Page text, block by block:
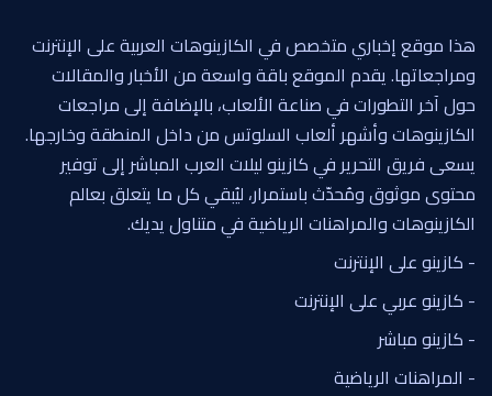
هذا موقع إخباري متخصص في الكازينوهات العربية على الإنترنت
ومراجعاتها. يقدم الموقع باقة واسعة من الأخبار والمقالات
حول آخر التطورات في صناعة الألعاب، بالإضافة إلى مراجعات
الكازينوهات وأشهر ألعاب السلوتس من داخل المنطقة وخارجها.
يسعى فريق التحرير في كازينو ليلات العرب المباشر إلى توفير
محتوى موثوق ومُحدّث باستمرار، ليُبقي كل ما يتعلق بعالم
الكازينوهات والمراهنات الرياضية في متناول يديك.
- كازينو على الإنترنت
- كازينو عربي على الإنترنت
- كازينو مباشر
- المراهنات الرياضية